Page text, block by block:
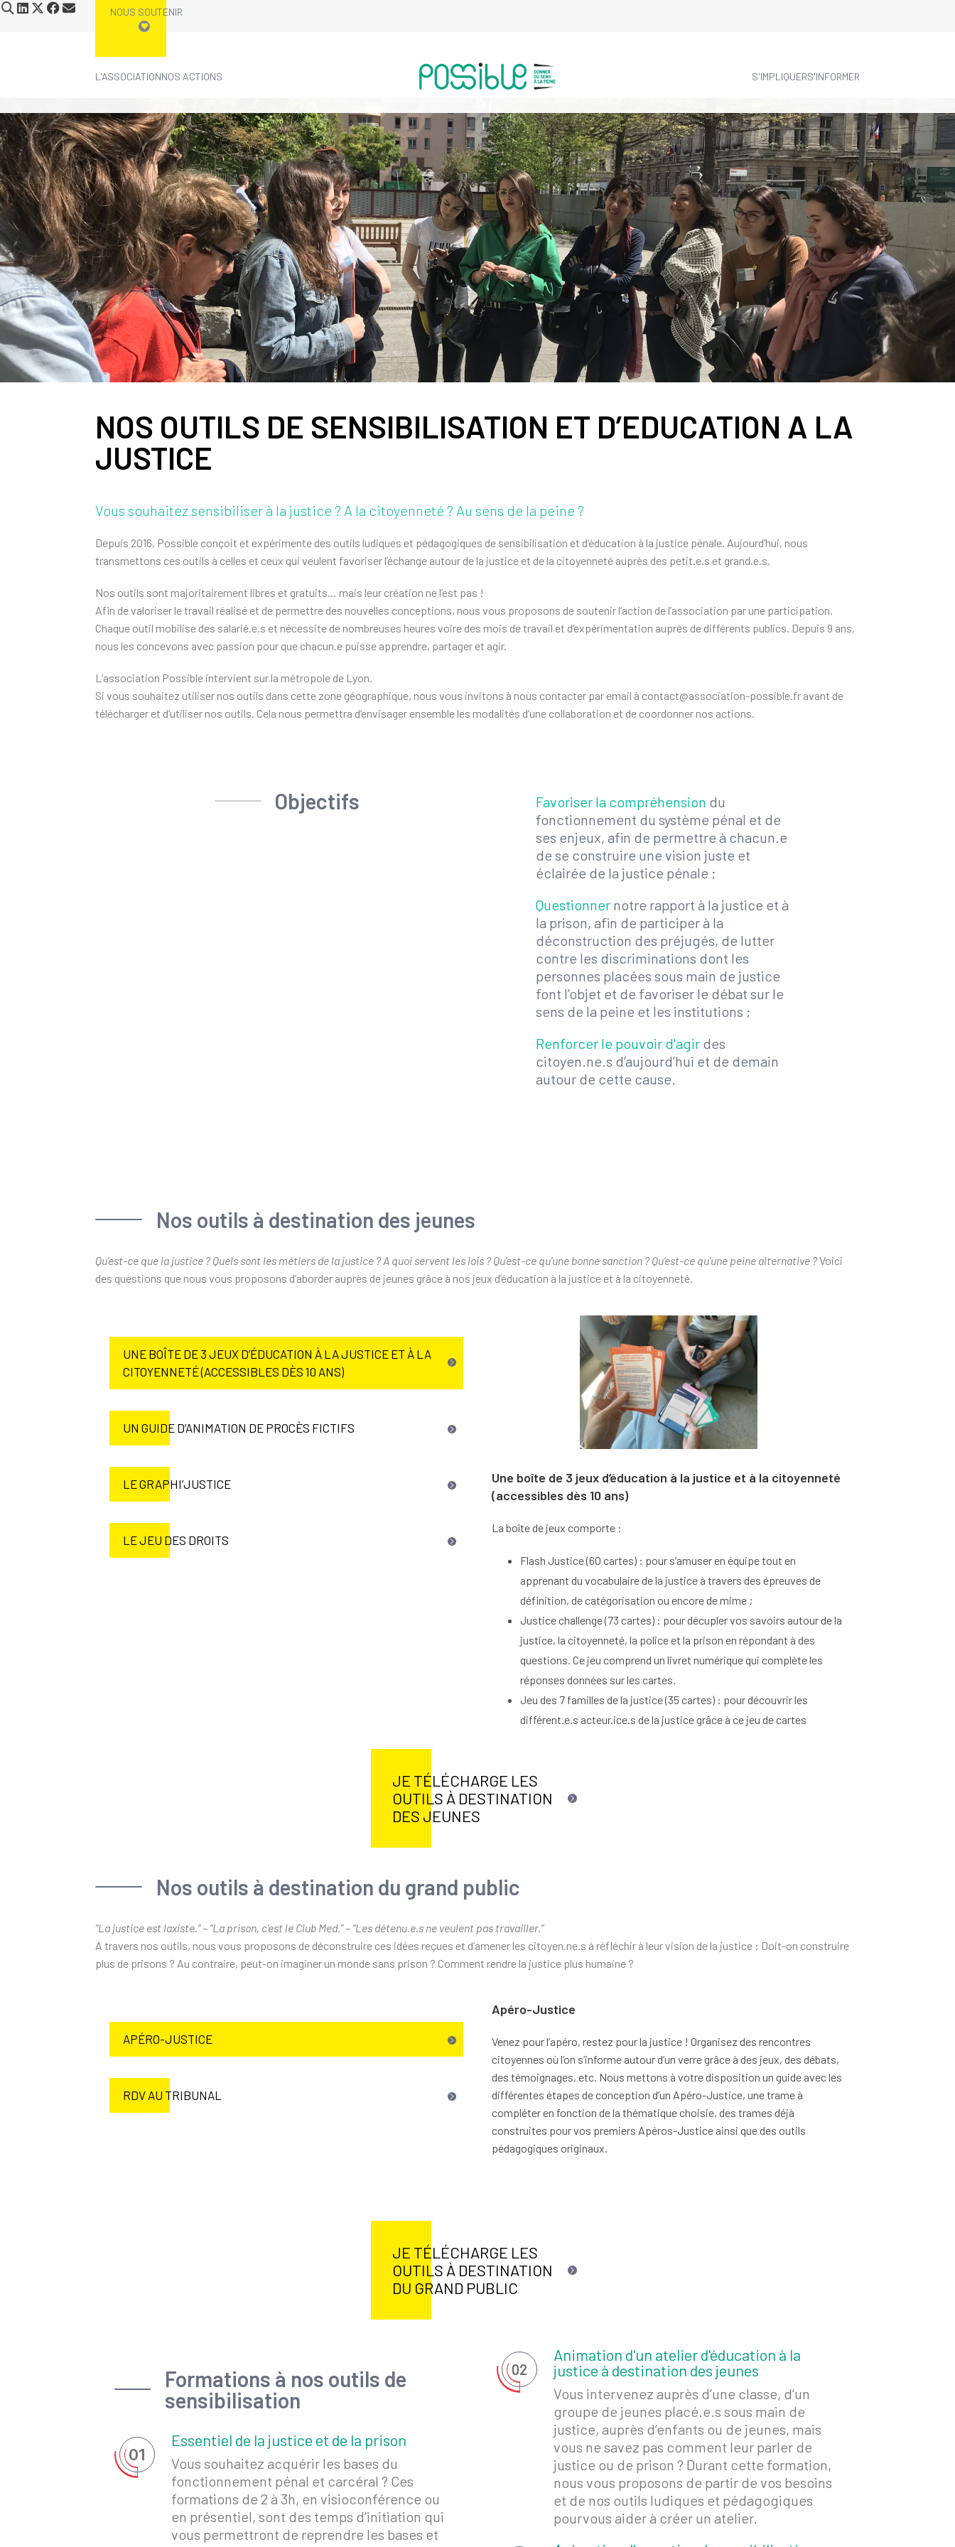
NOUS SOUTENIR
L'ASSOCIATIONNOS ACTIONS S'IMPLIQUERS'INFORMER
NOS OUTILS DE SENSIBILISATION ET D’EDUCATION A LA
JUSTICE
Vous souhaitez sensibiliser à la justice ? A la citoyenneté ? Au sens de la peine ?
Depuis 2016, Possible conçoit et expérimente des outils ludiques et pédagogiques de sensibilisation et d’éducation à la justice pénale. Aujourd’hui, nous
transmettons ces outils à celles et ceux qui veulent favoriser l’échange autour de la justice et de la citoyenneté auprès des petit.e.s et grand.e.s.
Nos outils sont majoritairement libres et gratuits… mais leur création ne l’est pas !
Afin de valoriser le travail réalisé et de permettre des nouvelles conceptions, nous vous proposons de soutenir l’action de l’association par une participation.
Chaque outil mobilise des salarié.e.s et nécessite de nombreuses heures voire des mois de travail et d’expérimentation auprès de différents publics. Depuis 9 ans,
nous les concevons avec passion pour que chacun.e puisse apprendre, partager et agir.
L’association Possible intervient sur la métropole de Lyon.
Si vous souhaitez utiliser nos outils dans cette zone géographique, nous vous invitons à nous contacter par email à contact@association-possible.fr avant de
télécharger et d’utiliser nos outils. Cela nous permettra d’envisager ensemble les modalités d’une collaboration et de coordonner nos actions.
Objectifs Favoriser la compréhension du
fonctionnement du système pénal et de
ses enjeux, afin de permettre à chacun.e
de se construire une vision juste et
éclairée de la justice pénale ;
Questionner notre rapport à la justice et à
la prison, afin de participer à la
déconstruction des préjugés, de lutter
contre les discriminations dont les
personnes placées sous main de justice
font l’objet et de favoriser le débat sur le
sens de la peine et les institutions ;
Renforcer le pouvoir d'agir des
citoyen.ne.s d’aujourd’hui et de demain
autour de cette cause.
Nos outils à destination des jeunes
Qu’est-ce que la justice ? Quels sont les métiers de la justice ? A quoi servent les lois ? Qu’est-ce qu’une bonne sanction ? Qu’est-ce qu’une peine alternative ?Voici
des questions que nous vous proposons d’aborder auprès de jeunes grâce à nos jeux d’éducation à la justice et à la citoyenneté.
UNE BOÎTE DE 3 JEUX D’ÉDUCATION À LA JUSTICE ET À LA
CITOYENNETÉ (ACCESSIBLES DÈS 10 ANS)
UN GUIDE D’ANIMATION DE PROCÈS FICTIFS
LE GRAPHI’JUSTICE
LE JEU DES DROITS
Une boîte de 3 jeux d’éducation à la justice et à la citoyenneté
(accessibles dès 10 ans)
La boîte de jeux comporte :
Flash Justice (60 cartes) : pour s’amuser en équipe tout en
apprenant du vocabulaire de la justice à travers des épreuves de
définition, de catégorisation ou encore de mime ;
Justice challenge (73 cartes) : pour décupler vos savoirs autour de la
justice, la citoyenneté, la police et la prison en répondant à des
questions. Ce jeu comprend un livret numérique qui complète les
réponses données sur les cartes.
Jeu des 7 familles de la justice (35 cartes) : pour découvrir les
différent.e.s acteur.ice.s de la justice grâce à ce jeu de cartes
commander, vous pouvez nous contacter à l’adresse
contact@association-possible.fr
JE TÉLÉCHARGE LES
OUTILS À DESTINATION
DES JEUNES
Nos outils à destination du grand public
“La justice est laxiste.” – “La prison, c’est le Club Med.” – “Les détenu.e.s ne veulent pas travailler.”
A travers nos outils, nous vous proposons de déconstruire ces idées reçues et d’amener les citoyen.ne.s à réfléchir à leur vision de la justice : Doit-on construire
plus de prisons ? Au contraire, peut-on imaginer un monde sans prison ? Comment rendre la justice plus humaine ?
APÉRO-JUSTICE
RDV AU TRIBUNAL
Apéro-Justice
Venez pour l’apéro, restez pour la justice ! Organisez des rencontres
citoyennes où l’on s’informe autour d’un verre grâce à des jeux, des débats,
des témoignages, etc. Nous mettons à votre disposition un guide avec les
différentes étapes de conception d’un Apéro-Justice, une trame à
compléter en fonction de la thématique choisie, des trames déjà
construites pour vos premiers Apéros-Justice ainsi que des outils
pédagogiques originaux.
JE TÉLÉCHARGE LES
OUTILS À DESTINATION
DU GRAND PUBLIC
Formations à nos outils de
sensibilisation
01
Essentiel de la justice et de la prison
Vous souhaitez acquérir les bases du
fonctionnement pénal et carcéral ? Ces
formations de 2 à 3h, en visioconférence ou
en présentiel, sont des temps d’initiation qui
vous permettront de reprendre les bases et
02
Animation d'un atelier d'éducation à la
justice à destination des jeunes
Vous intervenez auprès d’une classe, d’un
groupe de jeunes placé.e.s sous main de
justice, auprès d’enfants ou de jeunes, mais
vous ne savez pas comment leur parler de
justice ou de prison ? Durant cette formation,
nous vous proposons de partir de vos besoins
et de nos outils ludiques et pédagogiques
pourvous aider à créer un atelier.